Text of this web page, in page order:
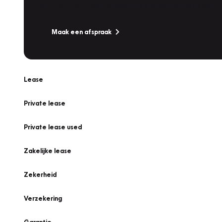
Maak een afspraak
Lease
Private lease
Private lease used
Zakelijke lease
Zekerheid
Verzekering